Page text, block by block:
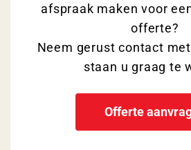
afspraak maken voor
offerte?
Neem gerust contact
staan u graag te
Offerte